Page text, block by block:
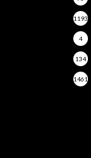
1193
4
134
1461